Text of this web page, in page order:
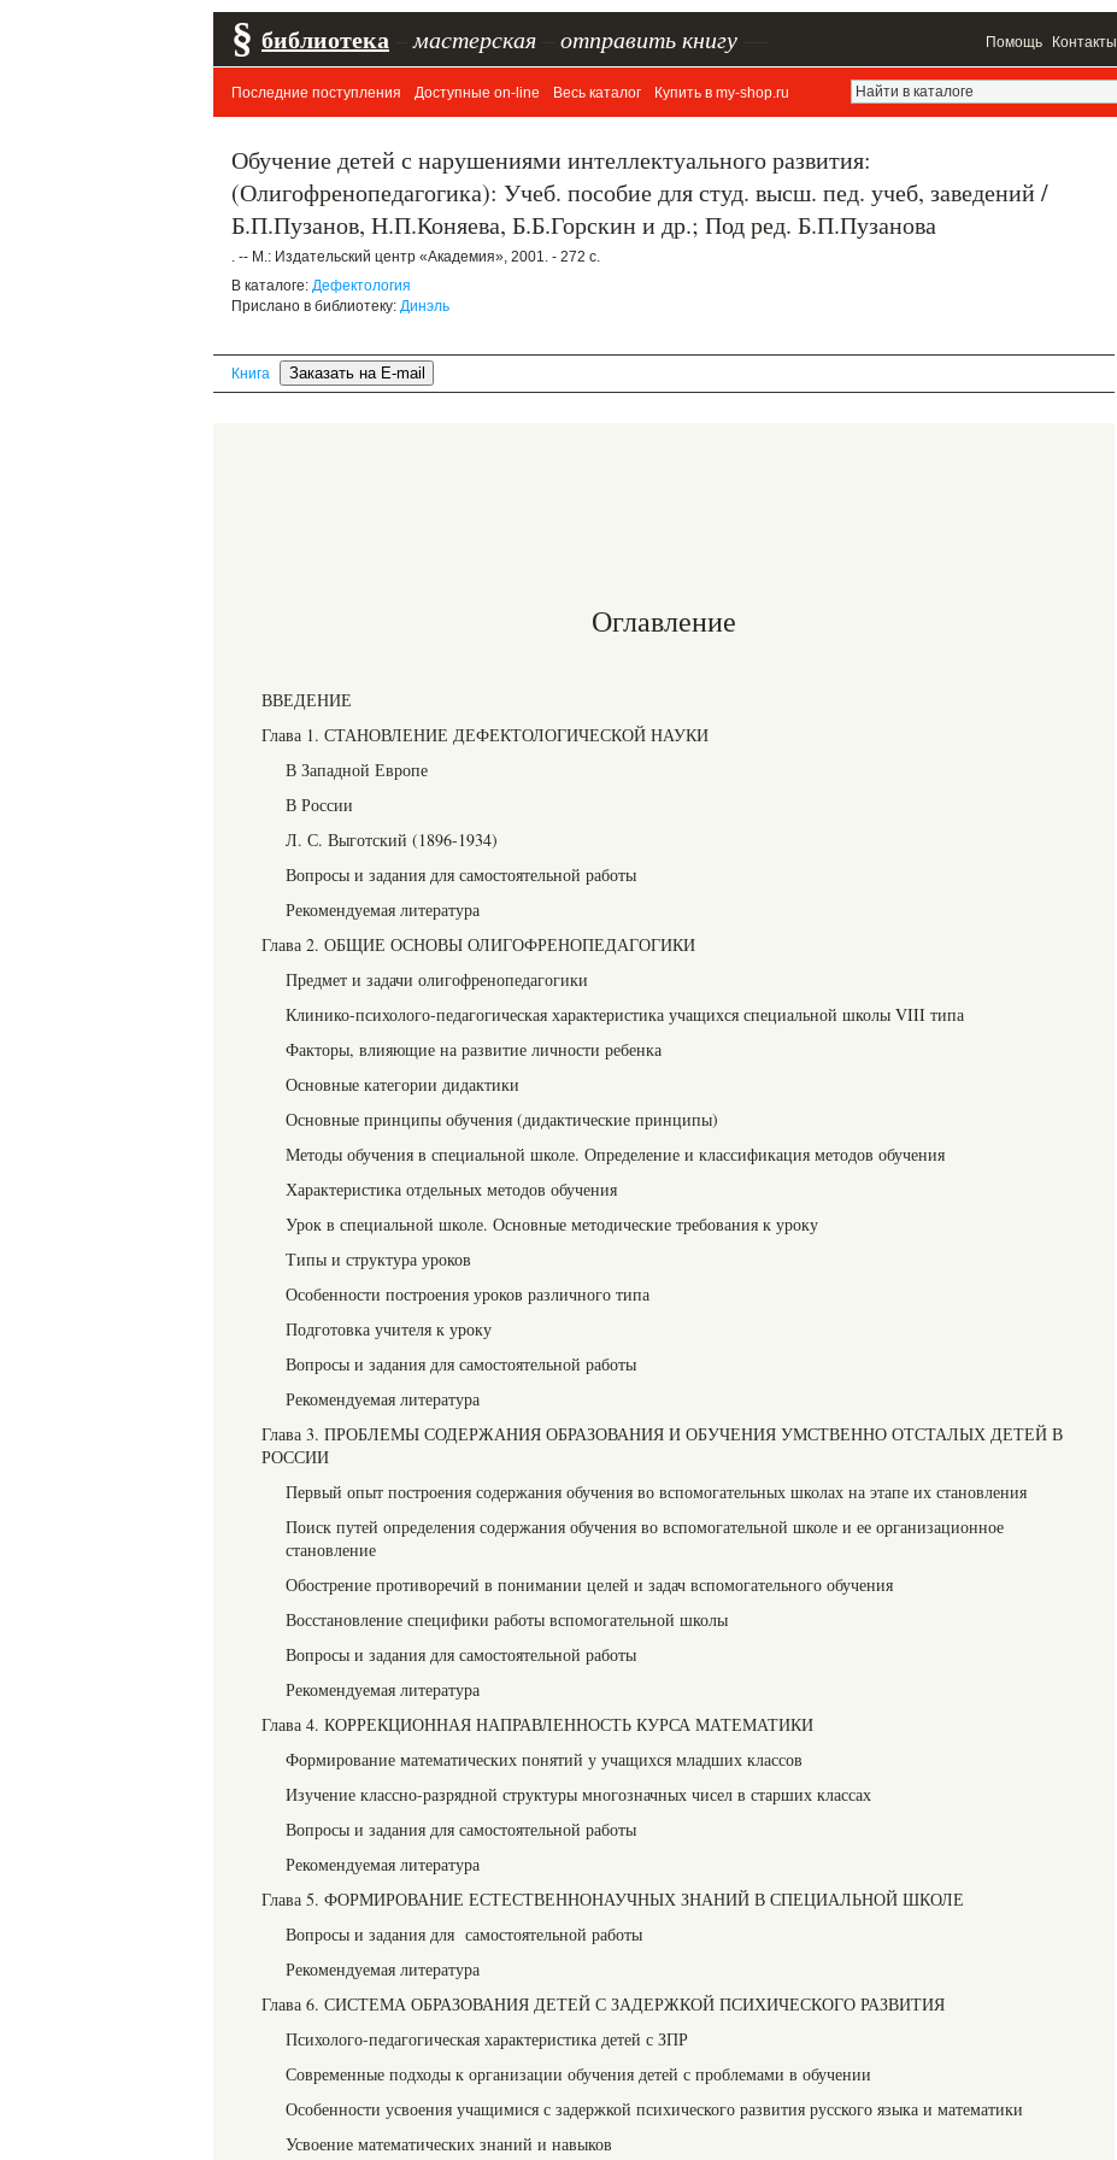
§ библиотека мастерская отправить книгу Помощь Контакты
Последние поступления Доступные on-line Весь каталог Купить в my-shop.ru
Обучение детей с нарушениями интеллектуального развития:
(Олигофренопедагогика): Учеб. пособие для студ. высш. пед. учеб, заведений /
Б.П.Пузанов, Н.П.Коняева, Б.Б.Горскин и др.; Под ред. Б.П.Пузанова
. -- М.: Издательский центр «Академия», 2001. - 272 с.
В каталоге: Дефектология
Прислано в библиотеку: Динэль
Книга
Оглавление
ВВЕДЕНИЕ
Глава 1. СТАНОВЛЕНИЕ ДЕФЕКТОЛОГИЧЕСКОЙ НАУКИ
В Западной Европе
В России
Л. С. Выготский (1896-1934)
Вопросы и задания для самостоятельной работы
Рекомендуемая литература
Глава 2. ОБЩИЕ ОСНОВЫ ОЛИГОФРЕНОПЕДАГОГИКИ
Предмет и задачи олигофренопедагогики
Клинико-психолого-педагогическая характеристика учащихся специальной школы VIII типа
Факторы, влияющие на развитие личности ребенка
Основные категории дидактики
Основные принципы обучения (дидактические принципы)
Методы обучения в специальной школе. Определение и классификация методов обучения
Характеристика отдельных методов обучения
Урок в специальной школе. Основные методические требования к уроку
Типы и структура уроков
Особенности построения уроков различного типа
Подготовка учителя к уроку
Вопросы и задания для самостоятельной работы
Рекомендуемая литература
Глава 3. ПРОБЛЕМЫ СОДЕРЖАНИЯ ОБРАЗОВАНИЯ И ОБУЧЕНИЯ УМСТВЕННО ОТСТАЛЫХ ДЕТЕЙ В
РОССИИ
Первый опыт построения содержания обучения во вспомогательных школах на этапе их становления
Поиск путей определения содержания обучения во вспомогательной школе и ее организационное
становление
Обострение противоречий в понимании целей и задач вспомогательного обучения
Восстановление специфики работы вспомогательной школы
Вопросы и задания для самостоятельной работы
Рекомендуемая литература
Глава 4. КОРРЕКЦИОННАЯ НАПРАВЛЕННОСТЬ КУРСА МАТЕМАТИКИ
Формирование математических понятий у учащихся младших классов
Изучение классно-разрядной структуры многозначных чисел в старших классах
Вопросы и задания для самостоятельной работы
Рекомендуемая литература
Глава 5. ФОРМИРОВАНИЕ ЕСТЕСТВЕННОНАУЧНЫХ ЗНАНИЙ В СПЕЦИАЛЬНОЙ ШКОЛЕ
Вопросы и задания для самостоятельной работы
Рекомендуемая литература
Глава 6. СИСТЕМА ОБРАЗОВАНИЯ ДЕТЕЙ С ЗАДЕРЖКОЙ ПСИХИЧЕСКОГО РАЗВИТИЯ
Психолого-педагогическая характеристика детей с ЗПР
Современные подходы к организации обучения детей с проблемами в обучении
Особенности усвоения учащимися с задержкой психического развития русского языка и математики
Усвоение математических знаний и навыков